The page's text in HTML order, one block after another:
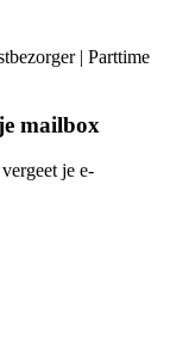
| Parttime
mailbox
je e-